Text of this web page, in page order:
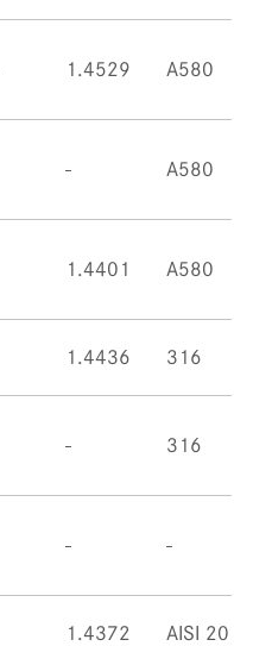
1.4529 A580
A580
1.4401 A580
1.4436 316
316
1.4372 AISI 201